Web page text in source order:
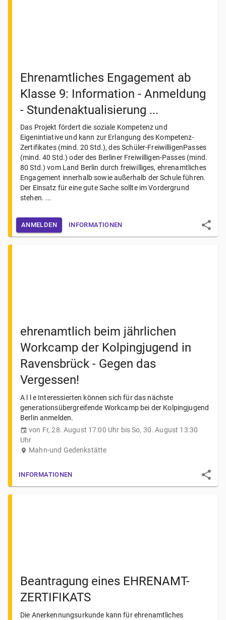
Ehrenamtliches Engagement ab
Klasse 9: Information - Anmeldung
- Stundenaktualisierung ...
Das Projekt fördert die soziale Kompetenz und
Eigenintiative und kann zur Erlangung des Kompetenz-
Zertifikates (mind. 20 Std.), des Schüler-FreiwilligenPasses
(mind. 40 Std.) oder des Berliner Freiwilligen-Passes (mind.
80 Std.) vom Land Berlin durch freiwilliges, ehrenamtliches
Engagement innerhalb sowie außerhalb der Schule führen.
Der Einsatz für eine gute Sache sollte im Vordergrund
stehen. ...
ANMELDEN INFORMATIONEN
ehrenamtlich beim jährlichen
Workcamp der Kolpingjugend in
Ravensbrück - Gegen das
Vergessen!
A l l e Interessierten können sich für das nächste
generationsübergreifende Workcamp bei der Kolpingjugend
Berlin anmelden.
von Fr, 28. August 17:00 Uhr bis So, 30. August 13:30
Uhr
Mahn-und Gedenkstätte
INFORMATIONEN
Beantragung eines EHRENAMT-
ZERTIFIKATS
Die Anerkennungsurkunde kann für ehrenamtliches